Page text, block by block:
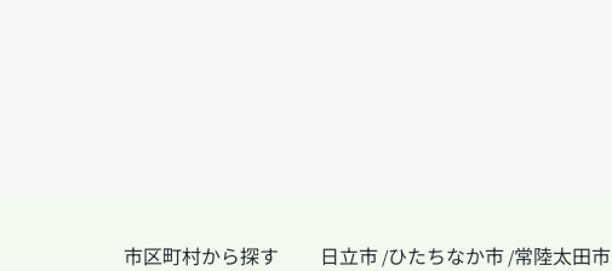
市区町村から探す 日立市 /ひたちなか市 /常陸太田市